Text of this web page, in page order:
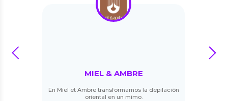
MIEL & AMBRE
En Miel et Ambre transformamos la depilación
oriental en un mimo.
prev next